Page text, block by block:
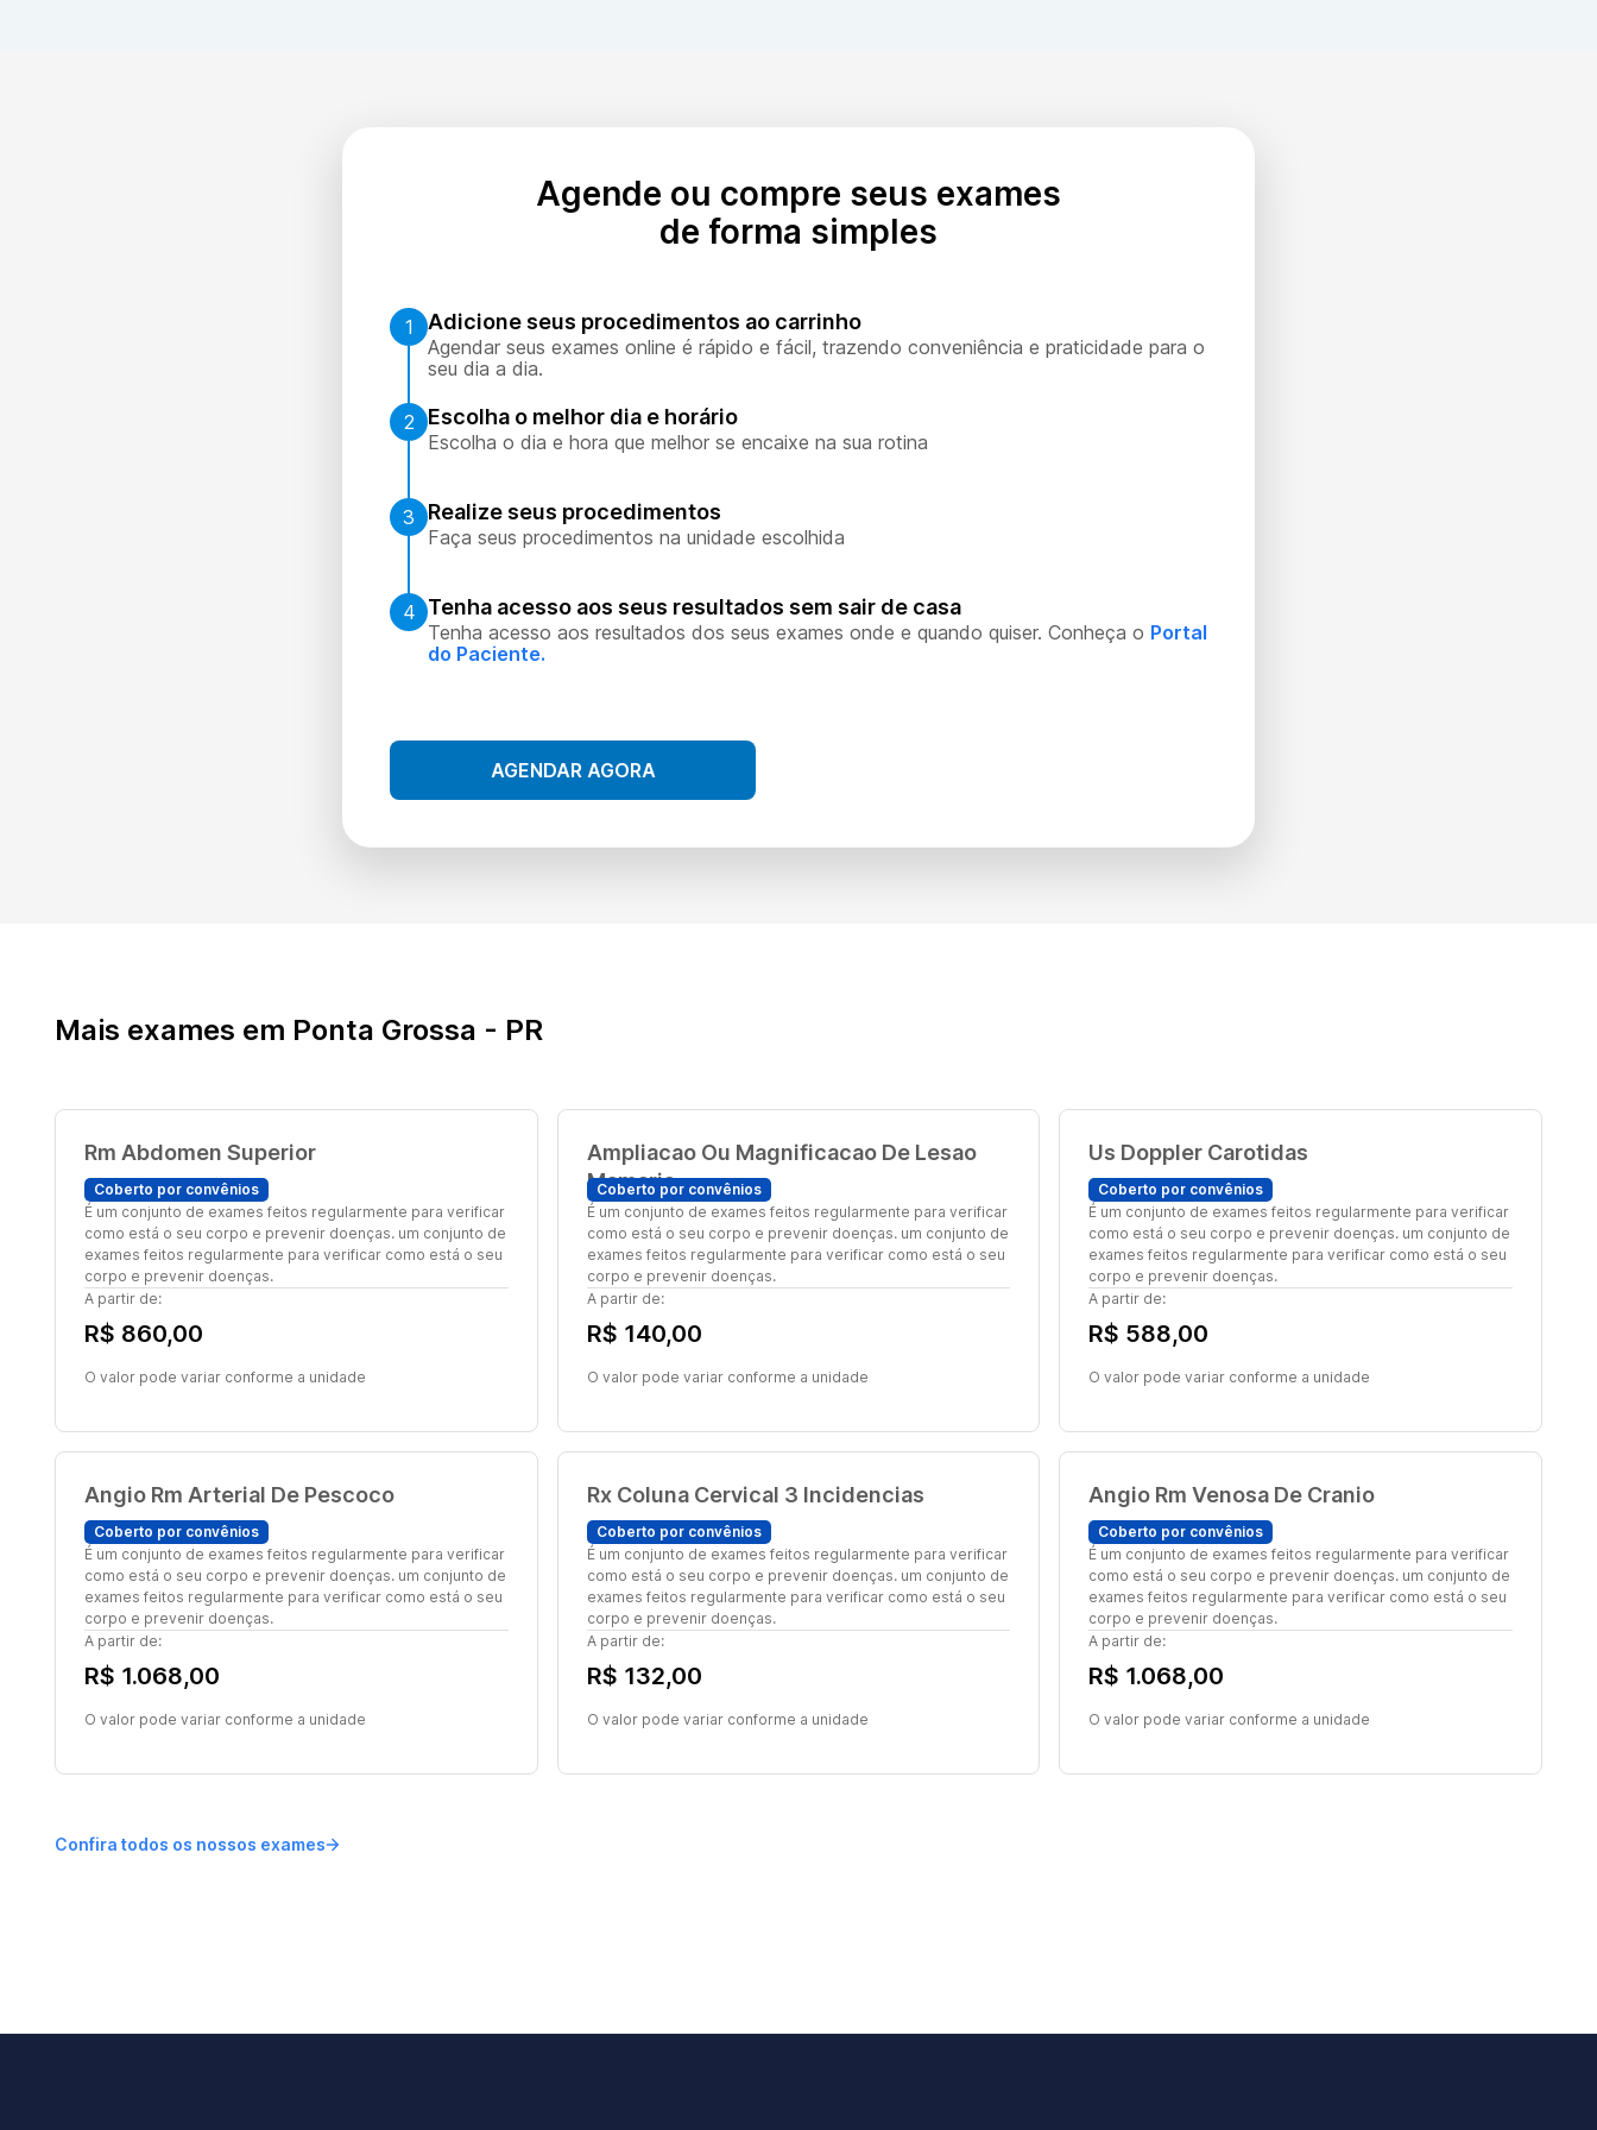
Agende ou compre seus exames
de forma simples
1 Adicione seus procedimentos ao carrinho
Agendar seus exames online é rápido e fácil, trazendo conveniência e praticidade para o
seu dia a dia.
2 Escolha o melhor dia e horário
Escolha o dia e hora que melhor se encaixe na sua rotina
3 Realize seus procedimentos
Faça seus procedimentos na unidade escolhida
4 Tenha acesso aos seus resultados sem sair de casa
Tenha acesso aos resultados dos seus exames onde e quando quiser. Conheça o Portal
do Paciente.
AGENDAR AGORA
Mais exames em Ponta Grossa - PR
Rm Abdomen Superior
Coberto por convênios
É um conjunto de exames feitos regularmente para verificar
como está o seu corpo e prevenir doenças. um conjunto de
exames feitos regularmente para verificar como está o seu
corpo e prevenir doenças.
A partir de:
R$ 860,00
O valor pode variar conforme a unidade
Ampliacao Ou Magnificacao De Lesao
Mamaria
Coberto por convênios
É um conjunto de exames feitos regularmente para verificar
como está o seu corpo e prevenir doenças. um conjunto de
exames feitos regularmente para verificar como está o seu
corpo e prevenir doenças.
A partir de:
R$ 140,00
O valor pode variar conforme a unidade
Us Doppler Carotidas
Coberto por convênios
É um conjunto de exames feitos regularmente para verificar
como está o seu corpo e prevenir doenças. um conjunto de
exames feitos regularmente para verificar como está o seu
corpo e prevenir doenças.
A partir de:
R$ 588,00
O valor pode variar conforme a unidade
Angio Rm Arterial De Pescoco
Coberto por convênios
É um conjunto de exames feitos regularmente para verificar
como está o seu corpo e prevenir doenças. um conjunto de
exames feitos regularmente para verificar como está o seu
corpo e prevenir doenças.
A partir de:
R$ 1.068,00
O valor pode variar conforme a unidade
Rx Coluna Cervical 3 Incidencias
Coberto por convênios
É um conjunto de exames feitos regularmente para verificar
como está o seu corpo e prevenir doenças. um conjunto de
exames feitos regularmente para verificar como está o seu
corpo e prevenir doenças.
A partir de:
R$ 132,00
O valor pode variar conforme a unidade
Angio Rm Venosa De Cranio
Coberto por convênios
É um conjunto de exames feitos regularmente para verificar
como está o seu corpo e prevenir doenças. um conjunto de
exames feitos regularmente para verificar como está o seu
corpo e prevenir doenças.
A partir de:
R$ 1.068,00
O valor pode variar conforme a unidade
Confira todos os nossos exames